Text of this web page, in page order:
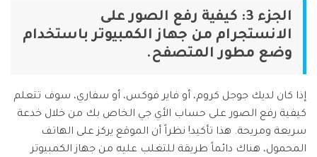
الجزء 3: كيفية رفع الصور على
الانستجرام من جهاز الكمبيوتر باستخدام
وضع مطور المتصفح.
إذا كان لديك جوجل كروم، أو فاير فوكس، أو سفاري، سوف تتعلم
كيفية رفع الصور على حساب الأي جي الخاص بك من خلال خدعة
سريعة ومريحة. هذا تأكيد! نظراً أن الموقع يركز على الهاتف
المحمول، هناك دائماً طريقة للتغلب عليه من جهاز الكمبيوتر